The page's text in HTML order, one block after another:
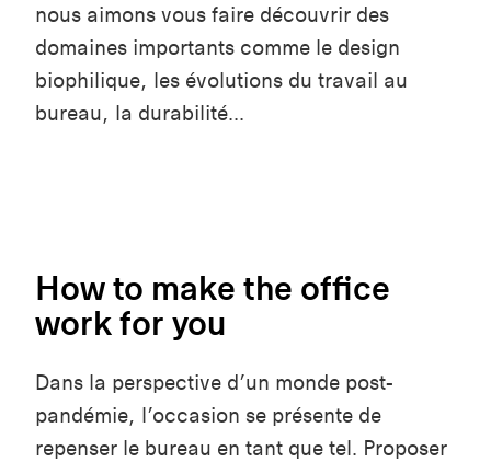
nous aimons vous faire découvrir des
domaines importants comme le design
biophilique, les évolutions du travail au
bureau, la durabilité...
How to make the office
work for you
Dans la perspective d’un monde post-
pandémie, l’occasion se présente de
repenser le bureau en tant que tel. Proposer